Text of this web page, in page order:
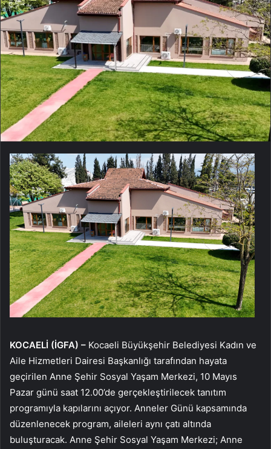
KOCAELİ (İGFA) – Kocaeli Büyükşehir Belediyesi Kadın ve
Aile Hizmetleri Dairesi Başkanlığı tarafından hayata
geçirilen Anne Şehir Sosyal Yaşam Merkezi, 10 Mayıs
Pazar günü saat 12.00’de gerçekleştirilecek tanıtım
programıyla kapılarını açıyor. Anneler Günü kapsamında
düzenlenecek program, aileleri aynı çatı altında
buluşturacak. Anne Şehir Sosyal Yaşam Merkezi; Anne